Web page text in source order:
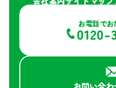
お電話で
0120-